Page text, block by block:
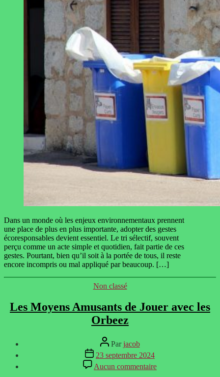
Dans un monde où les enjeux environnementaux prennent
une place de plus en plus importante, adopter des gestes
écoresponsables devient essentiel. Le tri sélectif, souvent
perçu comme un acte simple et quotidien, fait partie de ces
gestes. Pourtant, bien qu’il soit à la portée de tous, il reste
encore incompris ou mal appliqué par beaucoup. […]
Catégories
Non classé
Les Moyens Amusants de Jouer avec les
Orbeez
Auteur
de
l’article
Parjacob
Date
de
l’article
23 septembre 2024
Aucun commentaire
Les